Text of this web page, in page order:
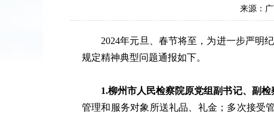
来源：
2024年元旦、春节将至，为进一步严明纪
规定精神典型问题通报如下。
1.柳州市人民检察院原党组副书记、副
管理和服务对象所送礼品、礼金；多次接受